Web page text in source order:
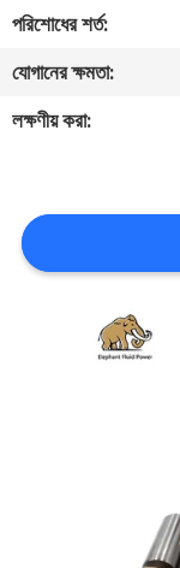
যোগাযোগ
করুন
কেস
পরিশোধের শর্ত:
যোগানের ক্ষমতা:
লক্ষণীয় করা: